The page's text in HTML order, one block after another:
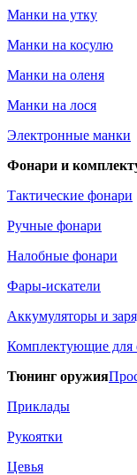
Манки на утку
Манки на косулю
Манки на оленя
Манки на лося
Электронные манки
Фонари и
Тактические фонари
Ручные фонари
Налобные фонари
Фары-искатели
Аккумуляторы и
Комплектующие для
Тюнинг оружия
Приклады
Рукоятки
Цевья